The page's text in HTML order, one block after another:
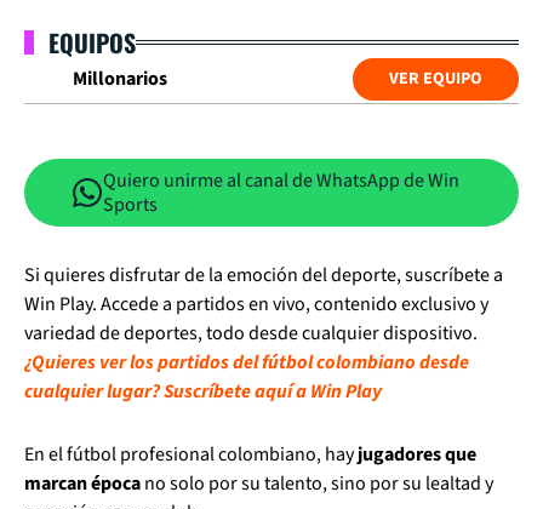
EQUIPOS
Millonarios VER EQUIPO
Quiero unirme al canal de WhatsApp de Win
Sports
Si quieres disfrutar de la emoción del deporte, suscríbete a
Win Play. Accede a partidos en vivo, contenido exclusivo y
variedad de deportes, todo desde cualquier dispositivo.
¿Quieres ver los partidos del fútbol colombiano desde
cualquier lugar? Suscríbete aquí a Win Play
En el fútbol profesional colombiano, hayjugadores que
marcan épocano solo por su talento, sino por su lealtad y